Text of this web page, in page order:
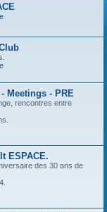
Meetings - PRE
rencontres entre
ESPACE.
des 30 ans de